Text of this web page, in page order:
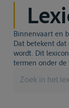
Binnenvaart en
Dat betekent dat
wordt. Dit
termen onder